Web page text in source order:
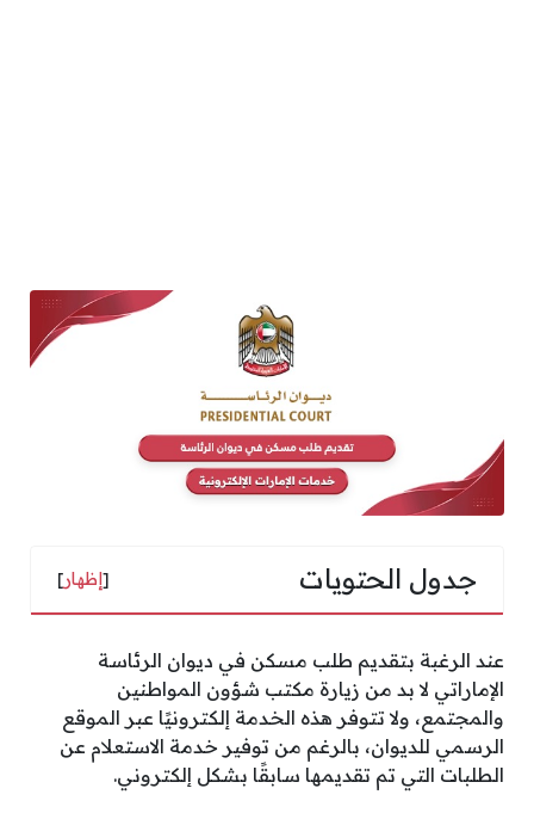
جدول الحتويات [إظهار]
عند الرغبة بتقديم طلب مسكن في ديوان الرئاسة
الإماراتي لا بد من زيارة مكتب شؤون المواطنين
والمجتمع، ولا تتوفر هذه الخدمة إلكترونيًا عبر الموقع
الرسمي للديوان، بالرغم من توفير خدمة الاستعلام عن
الطلبات التي تم تقديمها سابقًا بشكل إلكتروني.